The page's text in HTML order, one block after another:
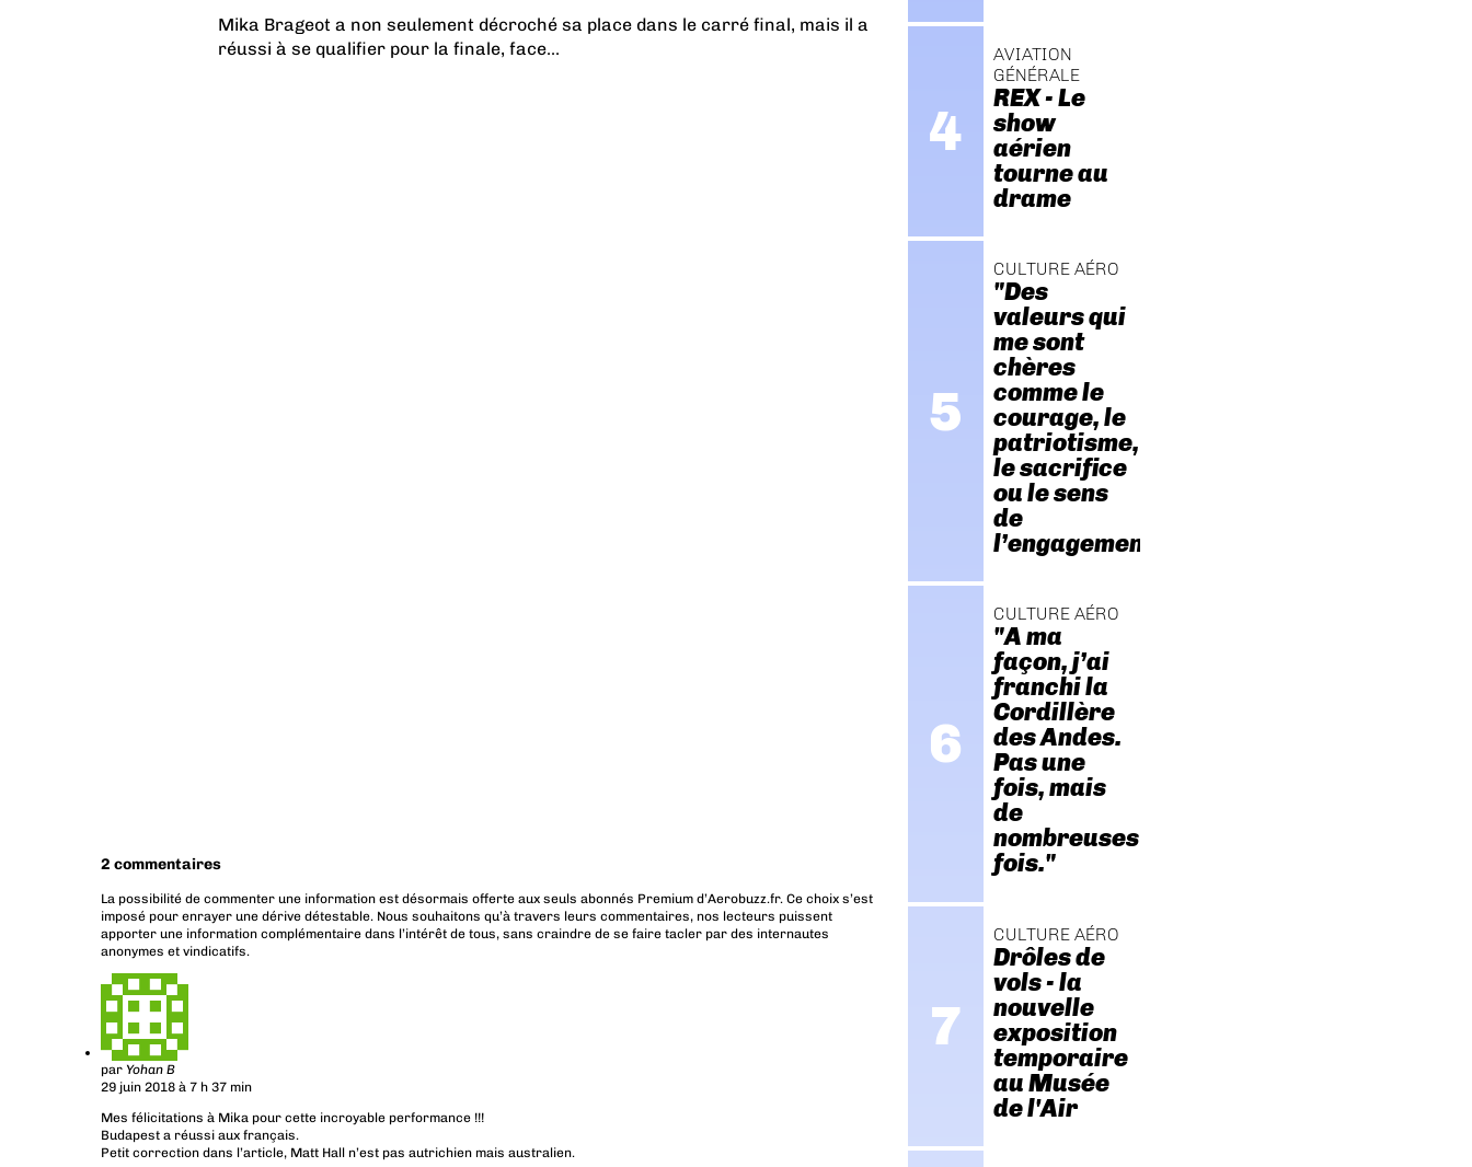
Mika Brageot a non seulement décroché sa place dans le carré final, mais il a
réussi à se qualifier pour la finale, face...
2 commentaires
La possibilité de commenter une information est désormais offerte aux seuls abonnés Premium d’Aerobuzz.fr. Ce choix s’est
imposé pour enrayer une dérive détestable. Nous souhaitons qu’à travers leurs commentaires, nos lecteurs puissent
apporter une information complémentaire dans l’intérêt de tous, sans craindre de se faire tacler par des internautes
anonymes et vindicatifs.
par Yohan B
29 juin 2018 à 7 h 37 min
Mes félicitations à Mika pour cette incroyable performance !!!
Budapest a réussi aux français.
Petit correction dans l’article, Matt Hall n’est pas autrichien mais australien.
AVIATION
GÉNÉRALE
REX - Le
show
aérien
tourne au
drame
CULTURE AÉRO
"Des
valeurs qui
me sont
chères
comme le
courage, le
patriotisme,
le sacrifice
ou le sens
de
l’engagement."
CULTURE AÉRO
"A ma
façon, j’ai
franchi la
Cordillère
des Andes.
Pas une
fois, mais
de
nombreuses
fois."
CULTURE AÉRO
Drôles de
vols - la
nouvelle
exposition
temporaire
au Musée
de l'Air